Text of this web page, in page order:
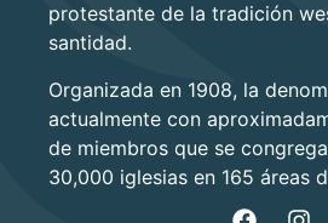
protestante de la tradición
santidad.
Organizada en 1908, la
actualmente con
de miembros que se
30,000 iglesias en 165 áreas